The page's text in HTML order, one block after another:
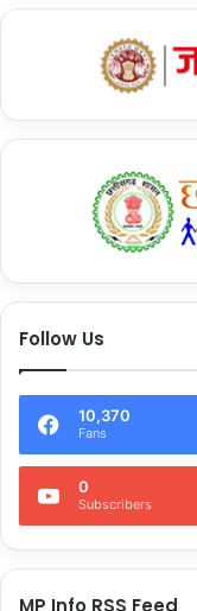
Follow Us
10,370
Fans
0
Subscribers
MP Info RSS Feed